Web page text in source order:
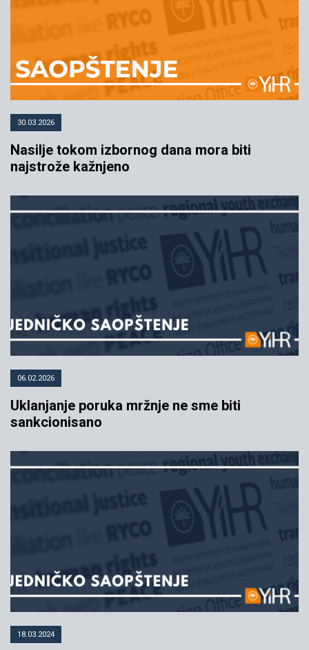
30.03.2026
Nasilje tokom izbornog dana mora biti
najstrože kažnjeno
06.02.2026
Uklanjanje poruka mržnje ne sme biti
sankcionisano
18.03.2024